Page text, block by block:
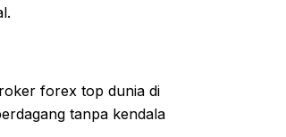
forex top dunia di
tanpa kendala